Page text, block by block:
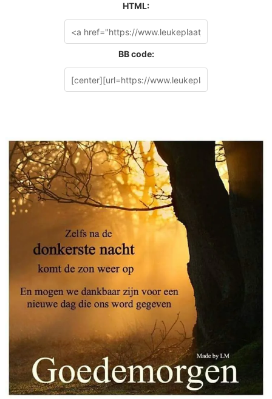
HTML:
BB code: